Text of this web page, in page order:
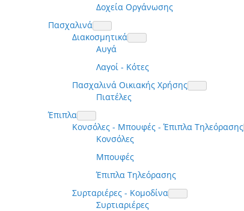
Δοχεία Οργάνωσης
Πασχαλινά
Διακοσμητικά
Αυγά
Λαγοί - Κότες
Πασχαλινά Οικιακής Χρήσης
Πιατέλες
Έπιπλα
Κονσόλες - Μπουφές - Έπιπλα Τηλεόρασης
Κονσόλες
Μπουφές
Έπιπλα Τηλεόρασης
Συρταριέρες - Κομοδίνα
Συρτιαριέρες